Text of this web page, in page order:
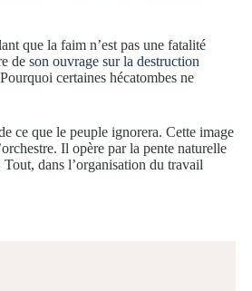
que la faim n’est pas une fatalité
de son ouvrage sur la destruction
certaines hécatombes ne
ce que le peuple ignorera. Cette image
Il opère par la pente naturelle
dans l’organisation du travail